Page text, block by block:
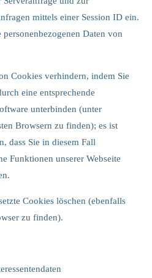
mittels einer Session ID ein.
Daten von
Cookies verhindern, indem Sie
eine entsprechende
unterbinden (unter
Browsern zu finden); es ist
dass Sie in diesem Fall
Funktionen unserer Webseite
Cookies löschen (ebenfalls
zu finden).